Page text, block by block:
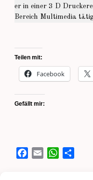
er in einer 3 D
Bereich Multimedia
Teilen mit:
Facebook
Gefällt mir:
W